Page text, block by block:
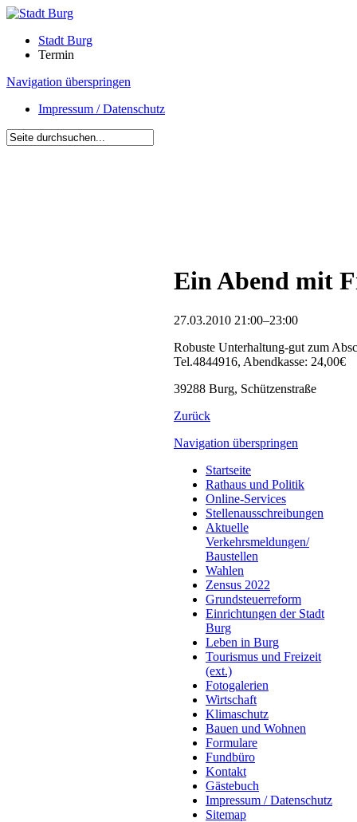
Stadt Burg
Termin
Navigation überspringen
Impressum / Datenschutz
Ein Abend mit
27.03.2010 21:00–23:00
Robuste Unterhaltung-gut zum
Tel.4844916, Abendkasse: 24,00€
39288 Burg, Schützenstraße
Zurück
Navigation überspringen
Startseite
Rathaus und Politik
Online-Services
Stellenausschreibungen
Aktuelle
Verkehrsmeldungen/
Baustellen
Wahlen
Zensus 2022
Grundsteuerreform
Einrichtungen der Stadt
Burg
Leben in Burg
Tourismus und Freizeit
(ext.)
Fotogalerien
Wirtschaft
Klimaschutz
Bauen und Wohnen
Formulare
Fundbüro
Kontakt
Gästebuch
Impressum / Datenschutz
Sitemap